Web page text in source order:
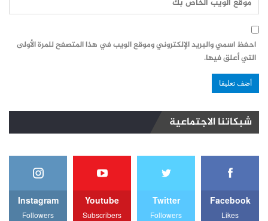
احفظ اسمي والبريد الإلكتروني وموقع الويب في هذا المتصفح للمرة الأولى
التي أعلق فيها.
شبكاتنا الاجتماعية
Facebook
Likes
Twitter
Followers
Youtube
Subscribers
Instagram
Followers